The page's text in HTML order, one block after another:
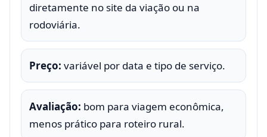
diretamente no site da viação ou na
rodoviária.
Preço: variável por data e tipo de serviço.
Avaliação: bom para viagem econômica,
menos prático para roteiro rural.